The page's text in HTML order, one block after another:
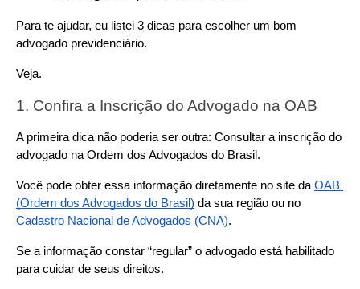
Para te ajudar, eu listei 3 dicas para escolher um bom
advogado previdenciário.
Veja.
1. Confira a Inscrição do Advogado na OAB
A primeira dica não poderia ser outra: Consultar a inscrição do
advogado na Ordem dos Advogados do Brasil.
Você pode obter essa informação diretamente no site da OAB
(Ordem dos Advogados do Brasil)
Cadastro Nacional de Advogados (CNA).
Se a informação constar “regular” o advogado está habilitado
para cuidar de seus direitos.